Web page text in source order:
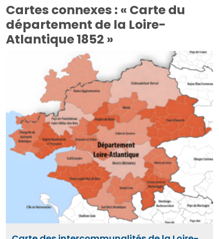
Cartes connexes : « Carte du
département de la Loire-
Atlantique 1852 »